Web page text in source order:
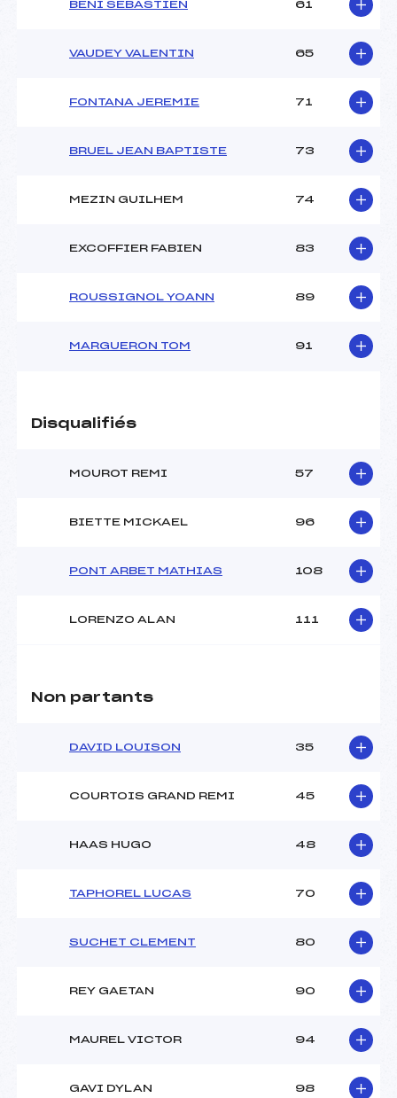
BENI SEBASTIEN 61
VAUDEY VALENTIN 65
FONTANA JEREMIE 71
BRUEL JEAN BAPTISTE 73
MEZIN GUILHEM 74
EXCOFFIER FABIEN 83
ROUSSIGNOL YOANN 89
MARGUERON TOM 91
Disqualifiés
MOUROT REMI 57
BIETTE MICKAEL 96
PONT ARBET MATHIAS 108
LORENZO ALAN 111
Non partants
DAVID LOUISON 35
COURTOIS GRAND REMI 45
HAAS HUGO 48
TAPHOREL LUCAS 70
SUCHET CLEMENT 80
REY GAETAN 90
MAUREL VICTOR 94
GAVI DYLAN 98